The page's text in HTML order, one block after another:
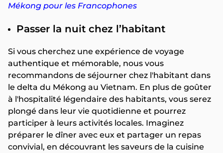
Mékong pour les Francophones
Passer la nuit chez l’habitant
Si vous cherchez une expérience de voyage
authentique et mémorable, nous vous
recommandons de séjourner chez l'habitant dans
le delta du Mékong au Vietnam. En plus de goûter
à l'hospitalité légendaire des habitants, vous serez
plongé dans leur vie quotidienne et pourrez
participer à leurs activités locales. Imaginez
préparer le dîner avec eux et partager un repas
convivial, en découvrant les saveurs de la cuisine